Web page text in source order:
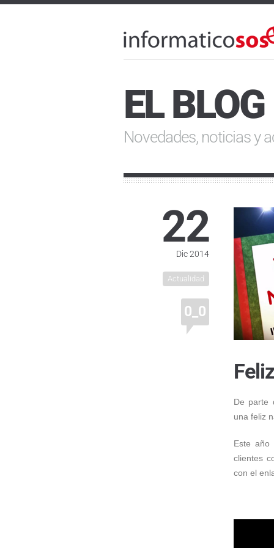
EL
Novedades, noticias y
22
Dic 2014
Actualidad
0_0
De parte
una feliz
Este año
clientes
con el